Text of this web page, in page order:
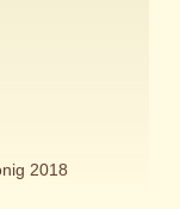
2018